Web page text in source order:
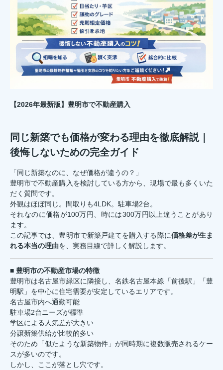
【2026年最新版】 豊明市で不動産購入
同じ新築でも価格が変わる理由を徹底解説｜
後悔しないための完全ガイド
「同じ新築なのに、なぜ価格が違うの？」
豊明市で不動産購入を検討している方から、現場で最も多くいた
だく質問です。
外観はほぼ同じ。間取りも4LDK。駐車場2台。
それなのに価格が100万円、時には300万円以上違うことがあり
ます。
この記事では、豊明市で新築戸建てを購入する際に価格差が生ま
れる本当の理由を、実務目線で詳しく解説します。
■ 豊明市の不動産市場の特徴
豊明市は名古屋市緑区に隣接し、名鉄名古屋本線「前後駅」「豊
明駅」を中心に住宅需要が安定しているエリアです。
名古屋市内へ通勤可能
駐車場2台ニーズが標準
学区による人気差が大きい
分譲新築供給が比較的多い
そのため「似たような新築物件」が同時期に複数販売されるケー
スが多いのです。
しかし、ここが落とし穴です。